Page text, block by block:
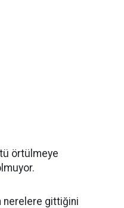
örtülmeye
nerelere gittiğini